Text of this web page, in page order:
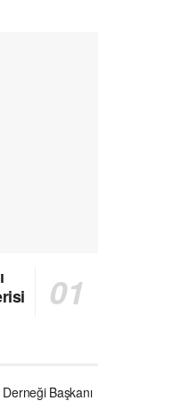
Başkanı